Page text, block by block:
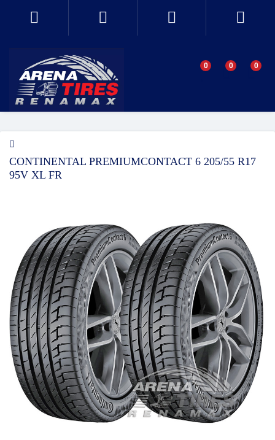
0 0 0
CONTINENTAL PREMIUMCONTACT 6 205/55 R17
95V XL FR